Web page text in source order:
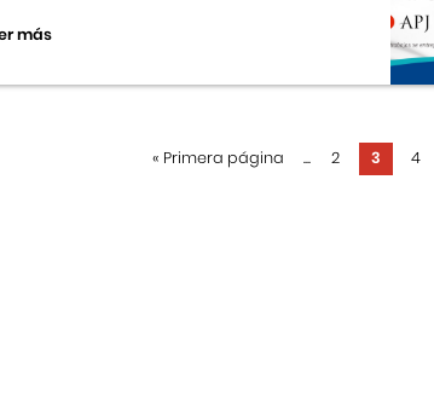
más
« Primera página ... 2 3 4